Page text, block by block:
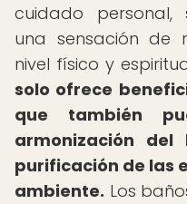
cuidado personal,
una sensación de
nivel físico y
solo ofrece
que también
armonización
purificación de las
ambiente. Los